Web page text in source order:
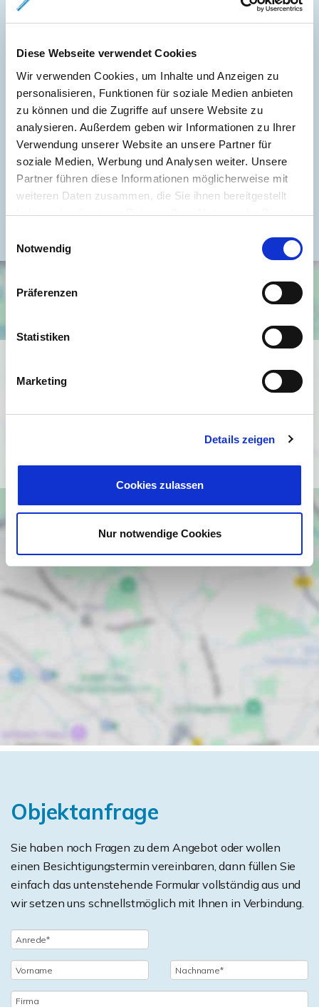
Diese Webseite verwendet Cookies
Wir verwenden Cookies, um Inhalte und Anzeigen zu
personalisieren, Funktionen für soziale Medien anbieten
zu können und die Zugriffe auf unsere Website zu
analysieren. Außerdem geben wir Informationen zu Ihrer
Verwendung unserer Website an unsere Partner für
soziale Medien, Werbung und Analysen weiter. Unsere
Partner führen diese Informationen möglicherweise mit
weiteren Daten zusammen, die Sie ihnen bereitgestellt
haben oder die sie im Rahmen Ihrer Nutzung der Dienste
Notwendig
Präferenzen
Statistiken
Marketing
Details zeigen
Cookies zulassen
Nur notwendige Cookies
Weitere Informationen
Energieausweis gültig bis
2035-01-26
Energieausweis Jahrgang
ab dem 1.5.2014
Energieausweis Werteklasse
G
Energieausweis Baujahr
1954
Energieausweis Gebäudeart
Wohngebäude
Heizung
Zentralheizung
(https://policies.google.com/privacy).
Objektanfrage
Sie haben noch Fragen zu dem Angebot oder wollen
einen Besichtigungstermin vereinbaren, dann füllen Sie
einfach das untenstehende Formular vollständig aus und
wir setzen uns schnellstmöglich mit Ihnen in Verbindung.